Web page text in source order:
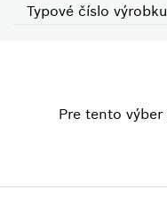
Typové číslo výrobku
Skupina produktov
Pre tento